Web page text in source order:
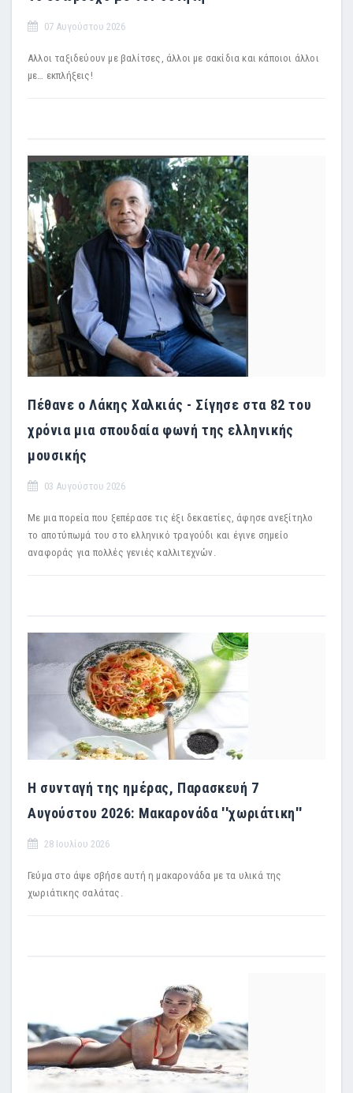
07 Αυγούστου 2026
Αλλοι ταξιδεύουν με βαλίτσες, άλλοι με σακίδια και κάποιοι άλλοι
με… εκπλήξεις!
Πέθανε ο Λάκης Χαλκιάς - Σίγησε στα 82 του
χρόνια μια σπουδαία φωνή της ελληνικής
μουσικής
03 Αυγούστου 2026
Με μια πορεία που ξεπέρασε τις έξι δεκαετίες, άφησε ανεξίτηλο
το αποτύπωμά του στο ελληνικό τραγούδι και έγινε σημείο
αναφοράς για πολλές γενιές καλλιτεχνών.
Η συνταγή της ημέρας, Παρασκευή 7
Αυγούστου 2026: Μακαρονάδα ''χωριάτικη''
28 Ιουλίου 2026
Γεύμα στο άψε σβήσε αυτή η μακαρονάδα με τα υλικά της
χωριάτικης σαλάτας.